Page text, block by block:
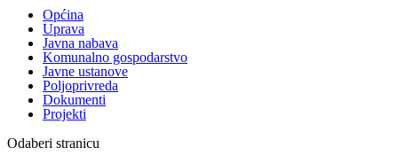
Općina
Uprava
Javna nabava
Komunalno gospodarstvo
Javne ustanove
Poljoprivreda
Dokumenti
Projekti
Odaberi stranicu